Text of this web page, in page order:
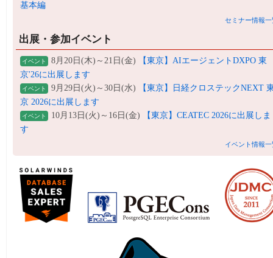
基本編
セミナー情報一
出展・参加イベント
イベント 8月20日(木)～21日(金)
【東京】AIエージェントDXPO 東
京'26に出展します
イベント 9月29日(火)～30日(水)
【東京】日経クロステックNEXT
京 2026に出展します
イベント 10月13日(火)～16日(金)
【東京】CEATEC 2026に出展しま
す
イベント情報一